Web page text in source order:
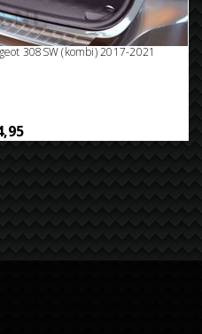
308SW (kombi) 2017-2021